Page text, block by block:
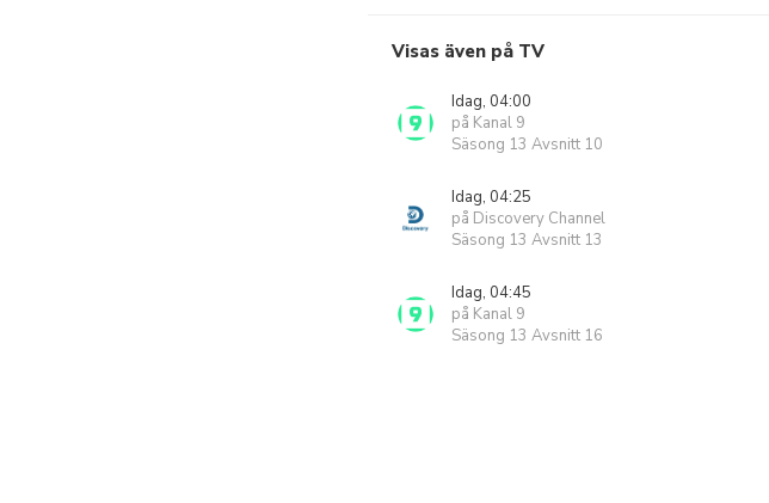
Visas även på TV
Idag, 04:00
på Kanal 9
Säsong 13 Avsnitt 10
Idag, 04:25
på Discovery Channel
Säsong 13 Avsnitt 13
Idag, 04:45
på Kanal 9
Säsong 13 Avsnitt 16